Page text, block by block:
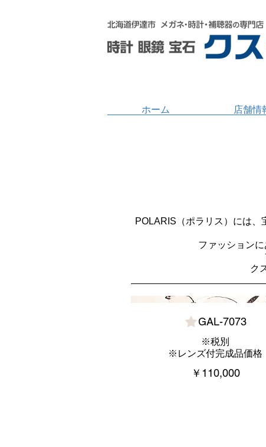
ホーム 店舗情
POLARIS（ポラリス）には
ファッション
ク
GAL-7073
※税別
※レンズ付完成品価格
￥110,000